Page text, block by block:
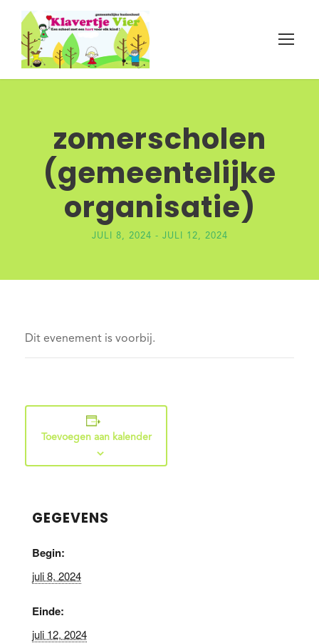
zomerscholen
(gemeentelijke
organisatie)
JULI 8, 2024 - JULI 12, 2024
Dit evenement is voorbij.
Toevoegen aan kalender
GEGEVENS
Begin:
juli 8, 2024
Einde:
juli 12, 2024